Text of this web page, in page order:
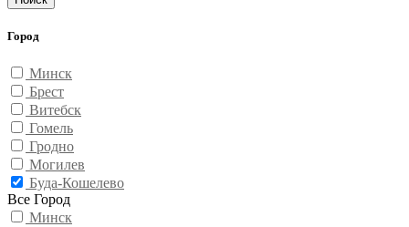
Город
Минск
Брест
Витебск
Гомель
Гродно
Могилев
Буда-Кошелево
Все Город
Минск